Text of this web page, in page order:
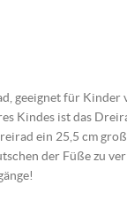
geeignet für
Kindes ist das
ein 25,5 cm
der Füße zu